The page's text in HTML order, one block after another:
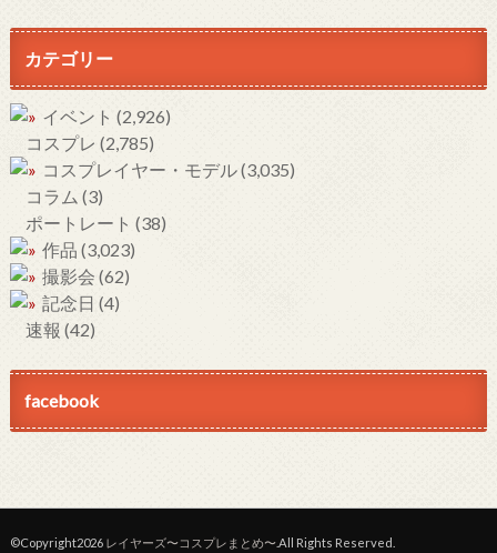
カテゴリー
イベント (2,926)
コスプレ (2,785)
コスプレイヤー・モデル(3,035)
コラム (3)
ポートレート (38)
作品 (3,023)
撮影会 (62)
記念日 (4)
速報 (42)
facebook
©Copyright2026 レイヤーズ〜コスプレまとめ〜.All Rights Reserved.